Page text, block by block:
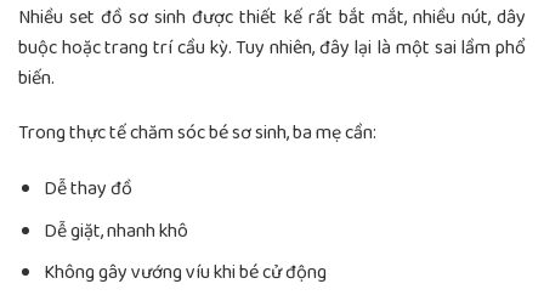
Nhiều set đồ sơ sinh được thiết kế rất bắt mắt, nhiều nút, dây
buộc hoặc trang trí cầu kỳ. Tuy nhiên, đây lại là một sai lầm phổ
biến.
Trong thực tế chăm sóc bé sơ sinh, ba mẹ cần:
Dễ thay đồ
Dễ giặt, nhanh khô
Không gây vướng víu khi bé cử động